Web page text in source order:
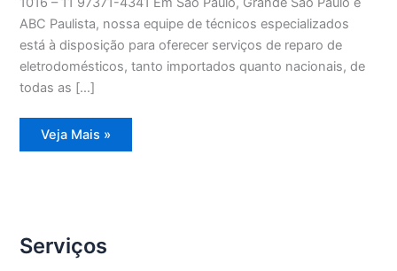
ABC Paulista, nossa equipe de técnicos especializados
está à disposição para oferecer serviços de reparo de
eletrodomésticos, tanto importados quanto nacionais, de
todas as […]
Reparo
Eletrodomésticos
Veja Mais »
Serviços